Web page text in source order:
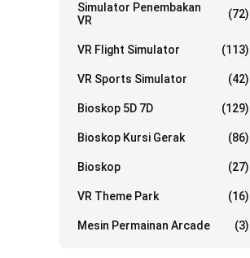
Simulator Penembakan
VR
(72)
VR Flight Simulator (113)
VR Sports Simulator (42)
Bioskop 5D 7D (129)
Bioskop Kursi Gerak (86)
Bioskop (27)
VR Theme Park (16)
Mesin Permainan Arcade (3)